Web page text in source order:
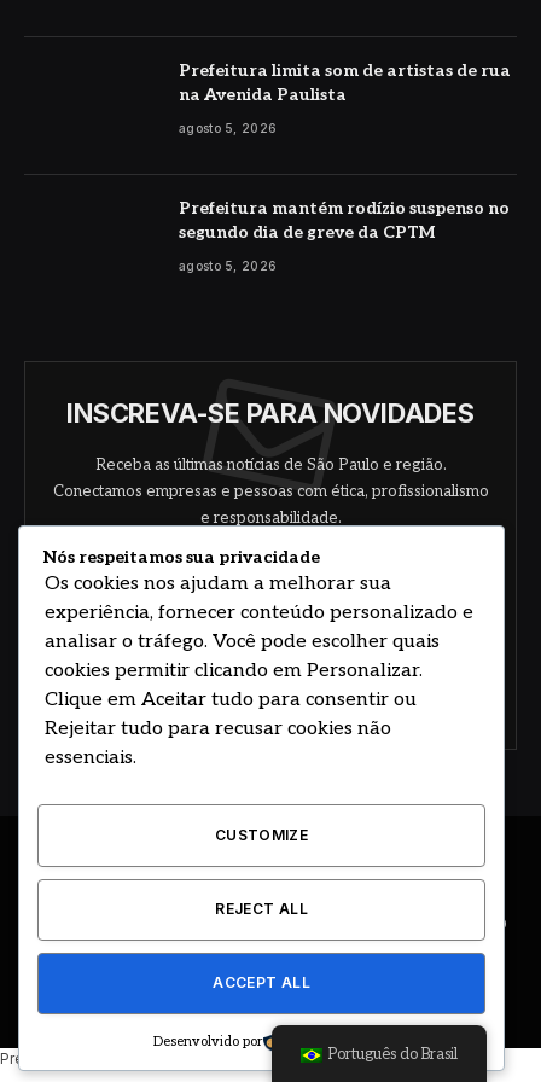
Prefeitura limita som de artistas de rua
na Avenida Paulista
agosto 5, 2026
Prefeitura mantém rodízio suspenso no
segundo dia de greve da CPTM
agosto 5, 2026
INSCREVA-SE PARA NOVIDADES
Receba as últimas notícias de São Paulo e região.
Conectamos empresas e pessoas com ética, profissionalismo
e responsabilidade.
Concorde com nossos termos e acordo de
© 2026 DESENVOLVIDO POR HOSTING PRIME BRASIL
CIDADE E REGIÃO
COLUNAS
EDITORIAL EVENTOS
GOVERNO
CLASSIFICADOS
Português do Brasil
Nós respeitamos sua privacidade
Os cookies nos ajudam a melhorar sua
experiência, fornecer conteúdo personalizado e
analisar o tráfego. Você pode escolher quais
cookies permitir clicando em Personalizar.
Clique em Aceitar tudo para consentir ou
Rejeitar tudo para recusar cookies não
essenciais.
CUSTOMIZE
REJECT ALL
ACCEPT ALL
Desenvolvido por
Precisando de ajuda? Basta enviar uma mensagem.